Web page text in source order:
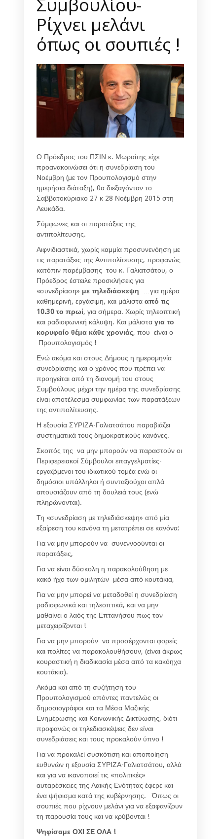
Ρίχνει μελάνι
όπως οι σουπιές !
Ο Πρόεδρος του ΠΣΙΝ κ. Μωραίτης είχε
προανακοινώσει ότι η συνεδρίαση του
Νοέμβρη (με τον Προυπολογισμό στην
ημερήσια διάταξη), θα διεξαγόνταν το
Σαββατοκύριακο 27 κ 28 Νοέμβρη 2015 στη
Λευκάδα.
Σύμφωνες και οι παρατάξεις της
αντιπολίτευσης.
Αιφνιδιαστικά, χωρίς καμμία προσυνενόηση με
τις παρατάξεις της Αντιπολίτευσης, προφανώς
κατόπιν παρέμβασης του κ. Γαλιατσάτου, ο
Πρόεδρος έστειλε προσκλήσεις για
«συνεδρίαση» με τηλεδιάσκεψη …για ημέρα
καθημερινή, εργάσιμη, και μάλιστα από τις
10.30 το πρωί, για σήμερα. Χωρίς τηλεοπτική
και ραδιοφωνική κάλυψη. Και μάλιστα για το
κορυφαίο θέμα κάθε χρονιάς, που είναι ο
Προυπολογισμός !
Ενώ ακόμα και στους Δήμους η ημερομηνία
συνεδρίασης και ο χρόνος που πρέπει να
προηγείται από τη διανομή του στους
Συμβούλους μέχρι την ημέρα της συνεδρίασης
είναι αποτέλεσμα συμφωνίας των παρατάξεων
της αντιπολίτευσης.
Η εξουσία ΣΥΡΙΖΑ-Γαλιατσάτου παραβιάζει
συστηματικά τους δημοκρατικούς κανόνες.
Σκοπός της να μην μπορούν να παραστούν οι
Περιφερειακοί Σύμβουλοι επαγγελματίες-
εργαζόμενοι του ιδιωτικού τομέα ενώ οι
δημόσιοι υπάλληλοι ή συνταξιούχοι απλά
απουσιάζουν από τη δουλειά τους (ενώ
πληρώνονται).
Τη «συνεδρίαση με τηλεδιάσκεψη» από μία
εξαίρεση του κανόνα τη μετατρέπει σε κανόνα:
Για να μην μπορούν να συνεννοούνται οι
παρατάξεις,
Για να είναι δύσκολη η παρακολούθηση με
κακό ήχο των ομιλητών μέσα από κουτάκια,
Για να μην μπορεί να μεταδοθεί η συνεδρίαση
ραδιοφωνικά και τηλεοπτικά, και να μην
μαθαίνει ο λαός της Επτανήσου πως τον
μεταχειρίζονται !
Για να μην μπορούν να προσέρχονται φορείς
και πολίτες να παρακολουθήσουν, (είναι άκρως
κουραστική η διαδικασία μέσα από τα κακόηχα
κουτάκια).
Ακόμα και από τη συζήτηση του
Προυπολογισμού απόντες παντελώς οι
δημοσιογράφοι και τα Μέσα Μαζικής
Ενημέρωσης και Κοινωνικής Δικτύωσης, διότι
προφανώς οι τηλεδιασκέψεις δεν είναι
συνεδριάσεις και τους προκαλούν ύπνο !
Για να προκαλεί συσκότιση και αποποίηση
ευθυνών η εξουσία ΣΥΡΙΖΑ-Γαλιατσάτου, αλλά
και για να ικανοποιεί τις «πολιτικές»
αυταρέσκειες της Λαικής Ενότητας έφερε και
ένα ψήφισμα κατά της κυβέρνησης. Όπως οι
σουπιές που ρίχνουν μελάνι για να εξαφανίζουν
τη παρουσία τους και να κρύβονται !
Ψηφίσαμε ΟΧΙ ΣΕ ΟΛΑ !